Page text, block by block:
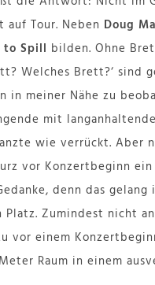
Tour. Neben Doug
Spill bilden. Ohne
Welches Brett?‘
meiner Nähe zu
mit
wie verrückt. Aber
vor Konzertbeginn
denn das
Zumindest nicht
vor einem
Raum in einem